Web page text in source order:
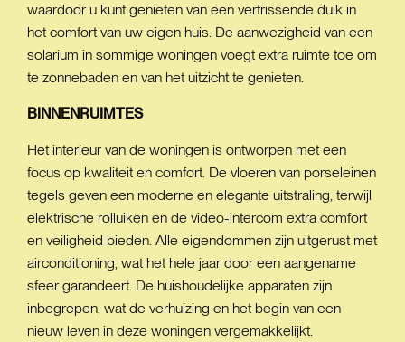
waardoor u kunt genieten van een verfrissende duik in
het comfort van uw eigen huis. De aanwezigheid van een
solarium in sommige woningen voegt extra ruimte toe om
te zonnebaden en van het uitzicht te genieten.
BINNENRUIMTES
Het interieur van de woningen is ontworpen met een
focus op kwaliteit en comfort. De vloeren van porseleinen
tegels geven een moderne en elegante uitstraling, terwijl
elektrische rolluiken en de video-intercom extra comfort
en veiligheid bieden. Alle eigendommen zijn uitgerust met
airconditioning, wat het hele jaar door een aangename
sfeer garandeert. De huishoudelijke apparaten zijn
inbegrepen, wat de verhuizing en het begin van een
nieuw leven in deze woningen vergemakkelijkt.